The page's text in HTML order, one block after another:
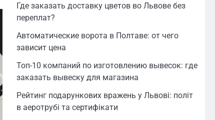
Где заказать доставку цветов во Львове без
переплат?
Автоматические ворота в Полтаве: от чего
зависит цена
Топ-10 компаний по изготовлению вывесок: где
заказать вывеску для магазина
Рейтинг подарункових вражень у Львові: політ
в аеротрубі та сертифікати